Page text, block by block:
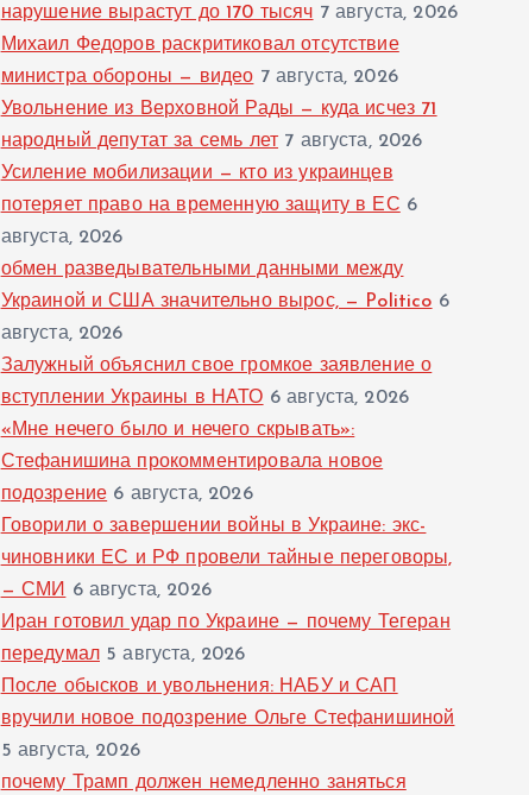
нарушение вырастут до 170 тысяч 7 августа, 2026
Михаил Федоров раскритиковал отсутствие
министра обороны — видео 7 августа, 2026
Увольнение из Верховной Рады — куда исчез 71
народный депутат за семь лет 7 августа, 2026
Усиление мобилизации — кто из украинцев
потеряет право на временную защиту в ЕС 6
августа, 2026
обмен разведывательными данными между
Украиной и США значительно вырос, — Politico 6
августа, 2026
Залужный объяснил свое громкое заявление о
вступлении Украины в НАТО 6 августа, 2026
«Мне нечего было и нечего скрывать»:
Стефанишина прокомментировала новое
подозрение 6 августа, 2026
Говорили о завершении войны в Украине: экс-
чиновники ЕС и РФ провели тайные переговоры,
— СМИ 6 августа, 2026
Иран готовил удар по Украине — почему Тегеран
передумал 5 августа, 2026
После обысков и увольнения: НАБУ и САП
вручили новое подозрение Ольге Стефанишиной
5 августа, 2026
почему Трамп должен немедленно заняться